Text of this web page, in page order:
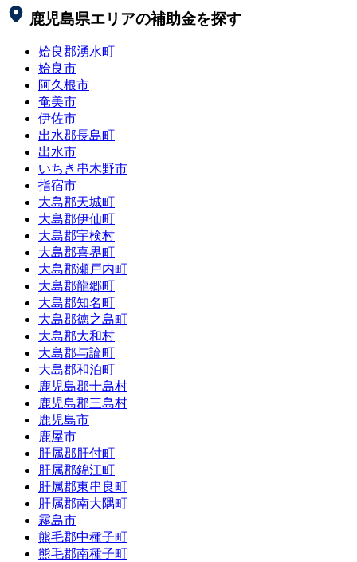
鹿児島県エリアの補助金を探す
姶良郡湧水町
姶良市
阿久根市
奄美市
伊佐市
出水郡長島町
出水市
いちき串木野市
指宿市
大島郡天城町
大島郡伊仙町
大島郡宇検村
大島郡喜界町
大島郡瀬戸内町
大島郡龍郷町
大島郡知名町
大島郡徳之島町
大島郡大和村
大島郡与論町
大島郡和泊町
鹿児島郡十島村
鹿児島郡三島村
鹿児島市
鹿屋市
肝属郡肝付町
肝属郡錦江町
肝属郡東串良町
肝属郡南大隅町
霧島市
熊毛郡中種子町
熊毛郡南種子町